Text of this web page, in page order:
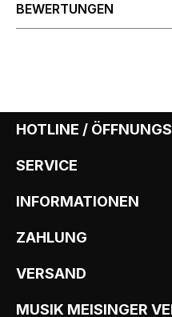
BEWERTUNGEN
HOTLINE /
SERVICE
INFORMATIONEN
ZAHLUNG
VERSAND
MUSIK MEISINGER